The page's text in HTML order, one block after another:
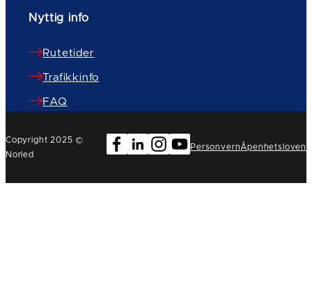
Nyttig info
Rutetider
Trafikkinfo
FAQ
Copyright 2025 ©
Norled
PersonvernÅpenhetsloven